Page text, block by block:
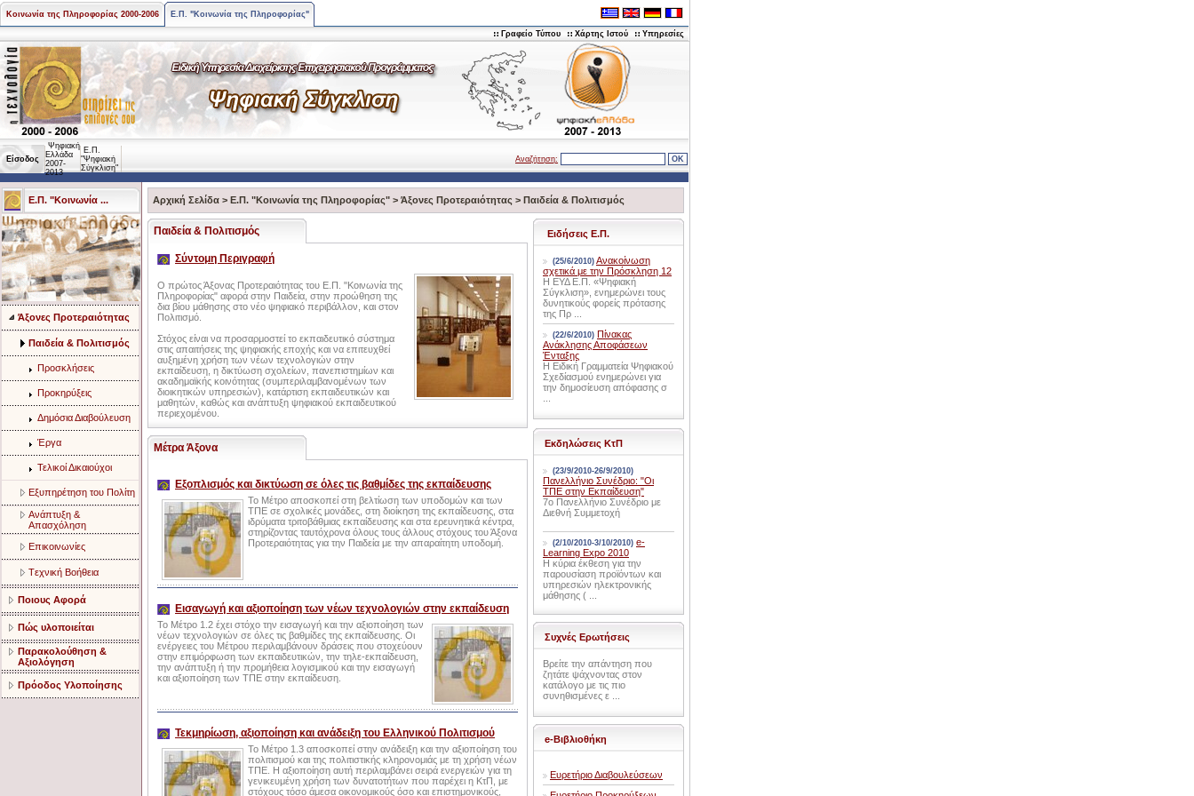
Κοινωνία της Πληροφορίας 2000-2006 Ε.Π. "Κοινωνία της Πληροφορίας"
Γραφείο Τύπου Χάρτης Ιστού Υπηρεσίες
Είσοδος
Ψηφιακή
Ελλάδα
2007-
2013
Ε.Π.
"Ψηφιακή
Σύγκλιση"
Αναζήτηση:
Ε.Π. "Κοινωνία ...
Άξονες Προτεραιότητας
Παιδεία & Πολιτισμός
Προσκλήσεις
Προκηρύξεις
Δημόσια Διαβούλευση
Έργα
Τελικοί Δικαιούχοι
Eξυπηρέτηση του Πολίτη
Aνάπτυξη &
Aπασχόληση
Eπικοινωνίες
Tεχνική Bοήθεια
Ποιους Αφορά
Πώς υλοποιείται
Παρακολούθηση &
Αξιολόγηση
Πρόοδος Υλοποίησης
Αρχική Σελίδα > Ε.Π. "Κοινωνία της Πληροφορίας" > Άξονες Προτεραιότητας > Παιδεία & Πολιτισμός
Παιδεία & Πολιτισμός
Σύντομη Περιγραφή
Ο πρώτος Άξονας Προτεραιότητας του Ε.Π. "Κοινωνία της
Πληροφορίας" αφορά στην Παιδεία, στην προώθηση της
δια βίου μάθησης στο νέο ψηφιακό περιβάλλον, και στον
Πολιτισμό.
Στόχος είναι να προσαρμοστεί το εκπαιδευτικό σύστημα
στις απαιτήσεις της ψηφιακής εποχής και να επιτευχθεί
αυξημένη χρήση των νέων τεχνολογιών στην
εκπαίδευση, η δικτύωση σχολείων, πανεπιστημίων και
ακαδημαϊκής κοινότητας (συμπεριλαμβανομένων των
διοικητικών υπηρεσιών), κατάρτιση εκπαιδευτικών και
μαθητών, καθώς και ανάπτυξη ψηφιακού εκπαιδευτικού
περιεχομένου.
Μέτρα Άξονα
Εξοπλισμός και δικτύωση σε όλες τις βαθμίδες της εκπαίδευσης
Το Μέτρο αποσκοπεί στη βελτίωση των υποδομών και των
ΤΠΕ σε σχολικές μονάδες, στη διοίκηση της εκπαίδευσης, στα
ιδρύματα τριτοβάθμιας εκπαίδευσης και στα ερευνητικά κέντρα,
στηρίζοντας ταυτόχρονα όλους τους άλλους στόχους του Άξονα
Προτεραιότητας για την Παιδεία με την απαραίτητη υποδομή.
Εισαγωγή και αξιοποίηση των νέων τεχνολογιών στην εκπαίδευση
Το Μέτρο 1.2 έχει στόχο την εισαγωγή και την αξιοποίηση των
νέων τεχνολογιών σε όλες τις βαθμίδες της εκπαίδευσης. Οι
ενέργειες του Μέτρου περιλαμβάνουν δράσεις που στοχεύουν
στην επιμόρφωση των εκπαιδευτικών, την τηλε-εκπαίδευση,
την ανάπτυξη ή την προμήθεια λογισμικού και την εισαγωγή
και αξιοποίηση των ΤΠΕ στην εκπαίδευση.
Τεκμηρίωση, αξιοποίηση και ανάδειξη του Ελληνικού Πολιτισμού
Το Μέτρο 1.3 αποσκοπεί στην ανάδειξη και την αξιοποίηση του
πολιτισμού και της πολιτιστικής κληρονομιάς με τη χρήση νέων
ΤΠΕ. Η αξιοποίηση αυτή περιλαμβάνει σειρά ενεργειών για τη
γενικευμένη χρήση των δυνατοτήτων που παρέχει η ΚτΠ, με
στόχους τόσο άμεσα οικονομικούς όσο και επιστημονικούς,
Ειδήσεις Ε.Π.
(25/6/2010) Ανακοίνωση
σχετικά με την Πρόσκληση 12
Η ΕΥΔ Ε.Π. «Ψηφιακή
Σύγκλιση», ενημερώνει τους
δυνητικούς φορείς πρότασης
της Πρ ...
(22/6/2010) Πίνακας
Ανάκλησης Αποφάσεων
Ένταξης
Η Ειδική Γραμματεία Ψηφιακού
Σχεδίασμού ενημερώνει για
την δημοσίευση απόφασης σ
Εκδηλώσεις ΚτΠ
(23/9/2010-26/9/2010)
Πανελλήνιο Συνέδριο: "Οι
ΤΠΕ στην Εκπαίδευση"
7ο Πανελλήνιο Συνέδριο με
Διεθνή Συμμετοχή
(2/10/2010-3/10/2010) e-
Learning Expo 2010
Η κύρια έκθεση για την
παρουσίαση προϊόντων και
υπηρεσιών ηλεκτρονικής
μάθησης ( ...
Συχνές Ερωτήσεις
Βρείτε την απάντηση που
ζητάτε ψάχνοντας στον
κατάλογο με τις πιο
συνηθισμένες ε ...
e-Βιβλιοθήκη
Ευρετήριο Διαβουλεύσεων